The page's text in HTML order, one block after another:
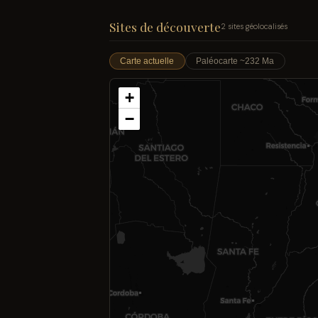
Sites de découverte2 sites géolocalisés
Carte actuelle Paléocarte ~232 Ma
+
−